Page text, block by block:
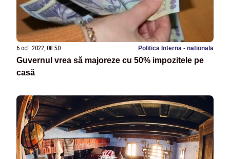
6 oct. 2022, 08:50 Politica Interna - nationala
Guvernul vrea să majoreze cu 50% impozitele pe
casă